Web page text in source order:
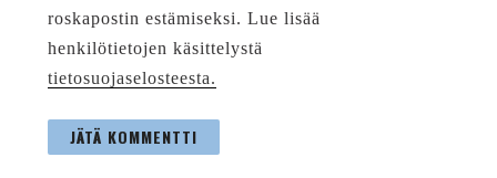
roskapostin estämiseksi. Lue lisää
henkilötietojen käsittelystä
tietosuojaselosteesta.